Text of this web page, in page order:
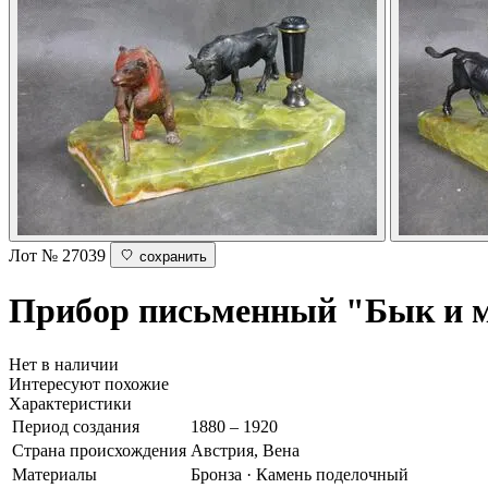
Лот № 27039 сохранить
Прибор письменный "Бык и
Нет в наличии
Интересуют похожие
Характеристики
Период создания
1880 – 1920
Страна происхождения Австрия, Вена
Материалы
Бронза · Камень поделочный